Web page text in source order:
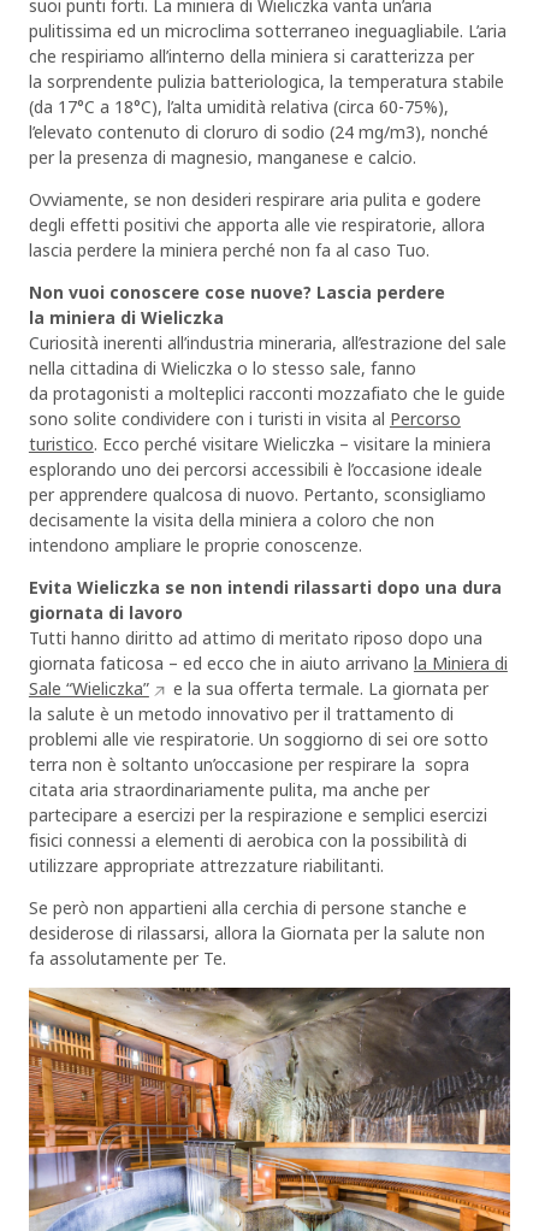
suoi punti forti. La miniera di Wieliczka vanta un’aria
pulitissima ed un microclima sotterraneo ineguagliabile. L’aria
che respiriamo all’interno della miniera si caratterizza per
la sorprendente pulizia batteriologica, la temperatura stabile
(da 17°C a 18°C), l’alta umidità relativa (circa 60-75%),
l’elevato contenuto di cloruro di sodio (24 mg/m3), nonché
per la presenza di magnesio, manganese e calcio.
Ovviamente, se non desideri respirare aria pulita e godere
degli effetti positivi che apporta alle vie respiratorie, allora
lascia perdere la miniera perché non fa al caso Tuo.
Non vuoi conoscere cose nuove? Lascia perdere
la miniera di Wieliczka
Curiosità inerenti all’industria mineraria, all’estrazione del sale
nella cittadina di Wieliczka o lo stesso sale, fanno
da protagonisti a molteplici racconti mozzafiato che le guide
sono solite condividere con i turisti in visita al Percorso
turistico. Ecco perché visitare Wieliczka – visitare la miniera
esplorando uno dei percorsi accessibili è l’occasione ideale
per apprendere qualcosa di nuovo. Pertanto, sconsigliamo
decisamente la visita della miniera a coloro che non
intendono ampliare le proprie conoscenze.
Evita Wieliczka se non intendi rilassarti dopo una dura
giornata di lavoro
Tutti hanno diritto ad attimo di meritato riposo dopo una
giornata faticosa – ed ecco che in aiuto arrivano la Miniera di
Sale “Wieliczka”
e la sua offerta termale. La giornata per
la salute è un metodo innovativo per il trattamento di
problemi alle vie respiratorie. Un soggiorno di sei ore sotto
terra non è soltanto un’occasione per respirare la sopra
citata aria straordinariamente pulita, ma anche per
partecipare a esercizi per la respirazione e semplici esercizi
fisici connessi a elementi di aerobica con la possibilità di
utilizzare appropriate attrezzature riabilitanti.
Se però non appartieni alla cerchia di persone stanche e
desiderose di rilassarsi, allora la Giornata per la salute non
fa assolutamente per Te.